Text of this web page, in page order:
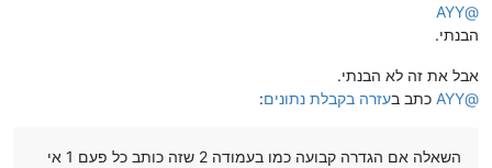
@
AYY
הבנתי.
אבל את זה לא הבנתי.
@
AYY כתב בעזרה בקבלת נתונים:
השאלה אם הגדרה קבועה כמו בעמודה 2 שזה כותב כל פעם 1 אי